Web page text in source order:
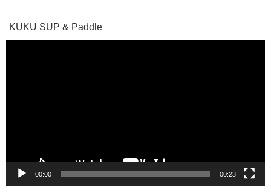
KUKU SUP & Paddle
00:00 00:23